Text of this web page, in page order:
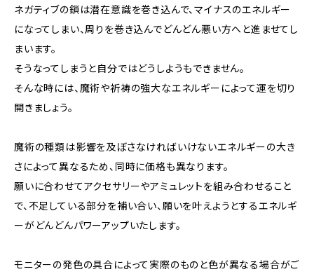
ネガティブの鎖は潜在意識を巻き込んで、マイナスのエネルギー
になってしまい、周りを巻き込んでどんどん悪い方へと進ませてし
まいます。
そうなってしまうと自分ではどうしようもできません。
そんな時には、魔術や祈祷の強大なエネルギーによって運を切り
開きましょう。
魔術の種類は影響を及ぼさなければいけないエネルギーの大き
さによって異なるため、同時に価格も異なります。
願いに合わせてアクセサリーやアミュレットを組み合わせること
で、不足している部分を補い合い、願いを叶えようとするエネルギ
ーがどんどんパワーアップいたします。
モニターの発色の具合によって実際のものと色が異なる場合がご